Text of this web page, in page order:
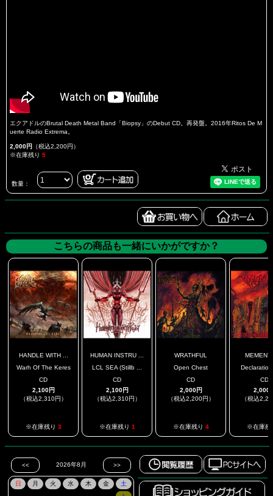
エクアドルのBrutal Death Metal Band「Biopsy」のDebut CD。再発盤。2016年Ritos De M
uerte Radio Extrema。
2,000円 （税込2,200円）
※在庫残り 5
数量：
こちらの商品も一緒にいかがですか？
HANDLE WITH ...
Warh Of The Keres
CD
2,100円
（税込2,310円）
※在庫残り 3
HUMAN INSTRU ...
LCL SEA (Stillb ...
CD
2,100円
（税込2,310円）
※在庫残り 1
WRATHFUL
Open Chest
CD
2,000円
（税込2,200円）
※在庫残り 4
CD
2,000
（税込
※在庫残